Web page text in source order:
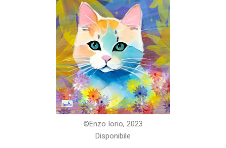
©️Enzo Iorio, 2023
Disponibile